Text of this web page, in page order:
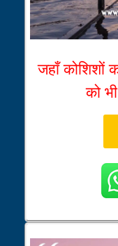
जहाँ कोशिशों
को